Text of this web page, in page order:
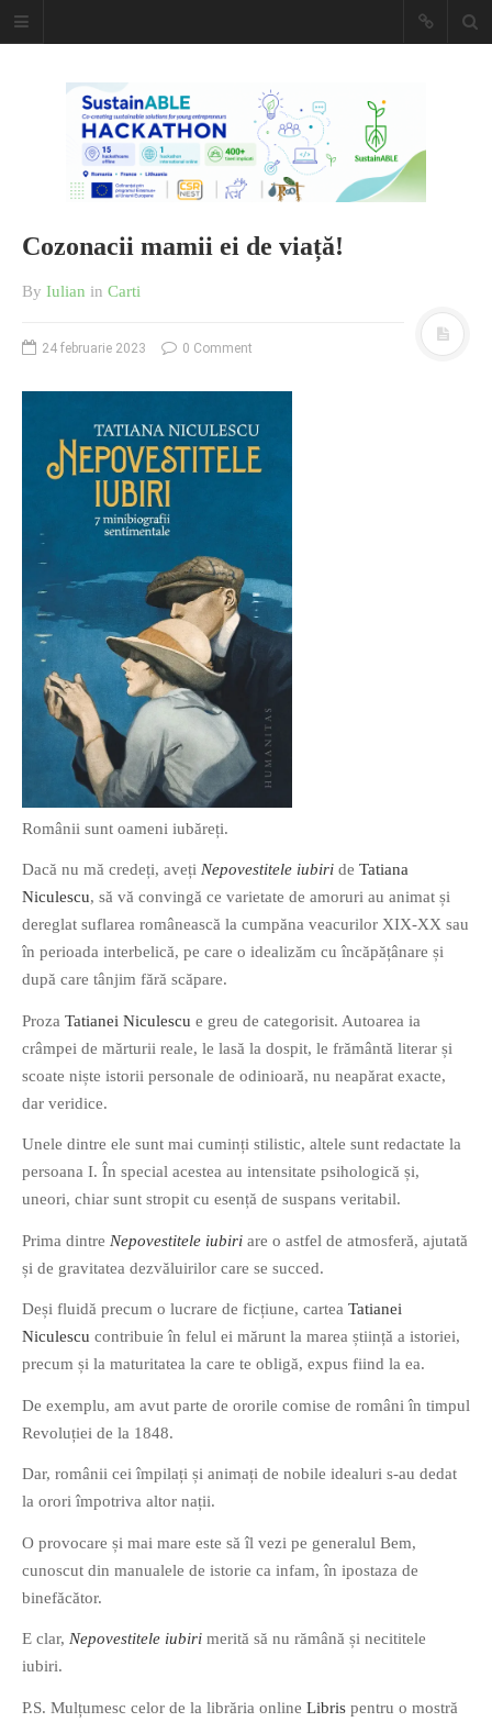
Caiet de
insemnari
DESCARCĂ!
O poveste in care sexul se
confunda cu dragostea,
cinismul cu idealismul si
poezia cu umorul.
DESCARCĂ!
If you like movies, words and
mind games, then this is the
book for you. Take the
own acrostics and describing
famous movies by using the
very letters of their titles!
RASFOIESTE
PAGINI
Ce fac?
Clasicul „Despre mine…”
Contact
Descarca povestirea Floare
Albastra!
Acrostics!
Cozonacii mamii ei de viață!
By Iulian in Carti
24 februarie 2023 0 Comment
Românii sunt oameni iubăreți.
Dacă nu mă credeți, aveți Nepovestitele iubiri de Tatiana
Niculescu, să vă convingă ce varietate de amoruri au animat și
dereglat suflarea românească la cumpăna veacurilor XIX-XX sau
în perioada interbelică, pe care o idealizăm cu încăpățânare și
după care tânjim fără scăpare.
Proza Tatianei Niculescu e greu de categorisit. Autoarea ia
crâmpei de mărturii reale, le lasă la dospit, le frământă literar și
scoate niște istorii personale de odinioară, nu neapărat exacte,
dar veridice.
Unele dintre ele sunt mai cuminți stilistic, altele sunt redactate la
persoana I. În special acestea au intensitate psihologică și,
uneori, chiar sunt stropit cu esență de suspans veritabil.
Prima dintre Nepovestitele iubiri are o astfel de atmosferă, ajutată
și de gravitatea dezvăluirilor care se succed.
Deși fluidă precum o lucrare de ficțiune, cartea Tatianei
Niculescu contribuie în felul ei mărunt la marea știință a istoriei,
precum și la maturitatea la care te obligă, expus fiind la ea.
De exemplu, am avut parte de ororile comise de români în timpul
Revoluției de la 1848.
Dar, românii cei împilați și animați de nobile idealuri s-au dedat
la orori împotriva altor nații.
O provocare și mai mare este să îl vezi pe generalul Bem,
cunoscut din manualele de istorie ca infam, în ipostaza de
binefăcător.
E clar, Nepovestitele iubiri merită să nu rămână și necititele
iubiri.
P.S. Mulțumesc celor de la librăria online Libris pentru o mostră